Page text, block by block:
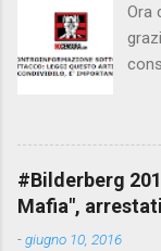
Ora
#Bilderberg
Mafia",
-giugno 10, 2016